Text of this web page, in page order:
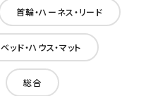
首輪・ハーネス・リード
ベッド・ハウス・マット
総合